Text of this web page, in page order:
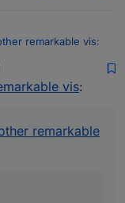
remarkable vis:
Eingabefelder
issues/99
bugfrei zu
vis:
remarkable